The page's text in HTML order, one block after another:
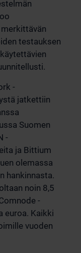
testauksen
-
jatkettiin
Suomen
-
ja Bittium
olemassa
hankinnasta.
noin 8,5
-
euroa. Kaikki
vuoden